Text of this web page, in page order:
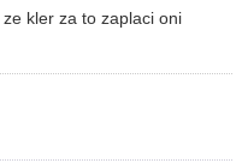
kler za to zaplaci oni